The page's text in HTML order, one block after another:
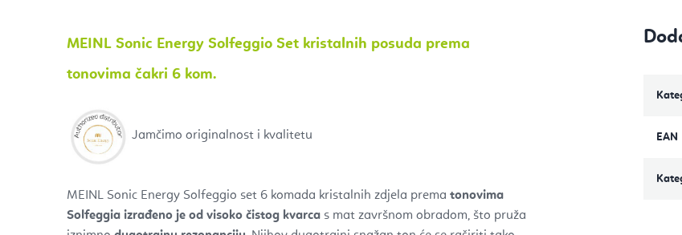
MEINL Sonic Energy Solfeggio Set kristalnih posuda prema
tonovima čakri 6 kom.
Jamčimo originalnost i kvalitetu
MEINL Sonic Energy Solfeggio set 6 komada kristalnih zdjela prema tonovima
Solfeggia izrađeno je od visoko čistog kvarca s mat završnom obradom, što pruža
EAN